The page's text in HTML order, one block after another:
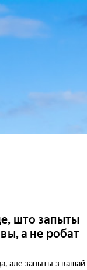
што запыты
а не робат
але запыты з вашай